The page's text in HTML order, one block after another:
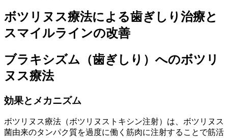
ボツリヌス療法による歯ぎしり治療と
スマイルラインの改善
ブラキシズム（歯ぎしり）へのボツリ
ヌス療法
効果とメカニズム
ボツリヌス療法（ボツリヌストキシン注射）は、ボツリヌス
菌由来のタンパク質を過度に働く筋肉に注射することで筋活